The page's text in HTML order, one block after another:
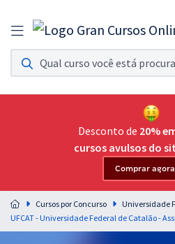
Assinatura Ilimitada 11
Acesso a todos os cursos. Teste grátis por 7
Assinatura OAB Até Passar
Acesso ilimitado a toda preparação para o
Residências Multiprofissionais
Preparação completa e intensiva para as
residências em saúde do Brasil
Desconto de 20%
cursos avulsos do
Comprar agora
Cursos por Concurso
Universidade